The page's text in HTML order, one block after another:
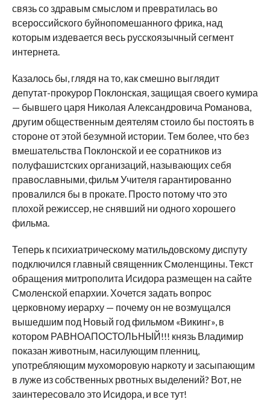
связь со здравым смыслом и превратилась во
всероссийского буйнопомешанного фрика, над
которым издевается весь русскоязычный сегмент
интернета.
Казалось бы, глядя на то, как смешно выглядит
депутат-прокурор Поклонская, защищая своего кумира
— бывшего царя Николая Александровича Романова,
другим общественным деятелям стоило бы постоять в
стороне от этой безумной истории. Тем более, что без
вмешательства Поклонской и ее соратников из
полуфашистских организаций, называющих себя
православными, фильм Учителя гарантированно
провалился бы в прокате. Просто потому что это
плохой режиссер, не снявший ни одного хорошего
фильма.
Теперь к психиатрическому матильдовскому диспуту
подключился главный священник Смоленщины. Текст
обращения митрополита Исидора размещен на сайте
Смоленской епархии. Хочется задать вопрос
церковному иерарху — почему он не возмущался
вышедшим под Новый год фильмом «Викинг», в
котором РАВНОАПОСТОЛЬНЫЙ!!! князь Владимир
показан животным, насилующим пленниц,
употребляющим мухоморовую наркоту и засыпающим
в луже из собственных рвотных выделений? Вот, не
заинтересовало это Исидора, и все тут!